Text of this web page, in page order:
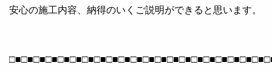
安心の施工内容、納得のいくご説明ができると思います。